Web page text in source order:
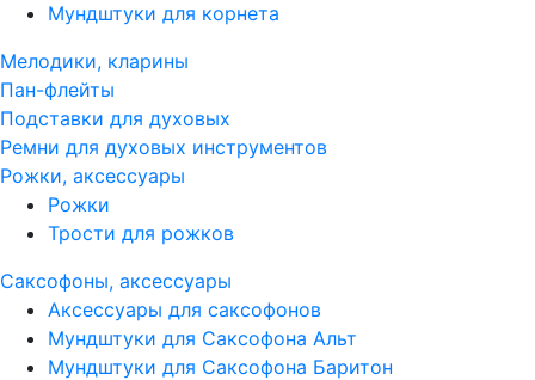
Мундштуки для корнета
Мелодики, кларины
Пан-флейты
Подставки для духовых
Ремни для духовых инструментов
Рожки, аксессуары
Рожки
Трости для рожков
Саксофоны, аксессуары
Аксессуары для саксофонов
Мундштуки для Саксофона Альт
Мундштуки для Саксофона Баритон